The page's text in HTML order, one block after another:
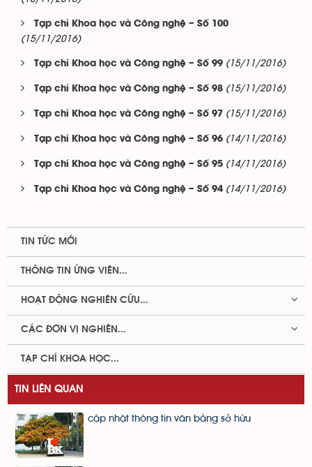
Tạp chí Khoa học và Công nghệ – Số 100
(15/11/2016)
Tạp chí Khoa học và Công nghệ – Số 99 (15/11/2016)
Tạp chí Khoa học và Công nghệ – Số 98 (15/11/2016)
Tạp chí Khoa học và Công nghệ – Số 97 (15/11/2016)
Tạp chí Khoa học và Công nghệ – Số 96 (14/11/2016)
Tạp chí Khoa học và Công nghệ – Số 95 (14/11/2016)
Tạp chí Khoa học và Công nghệ – Số 94 (14/11/2016)
TIN TỨC MỚI
THÔNG TIN ỨNG VIÊN...
HOẠT ĐỘNG NGHIÊN CỨU...
CÁC ĐƠN VỊ NGHIÊN...
TẠP CHÍ KHOA HỌC...
TIN LIÊN QUAN
cập nhật thông tin văn bằng sở hữu